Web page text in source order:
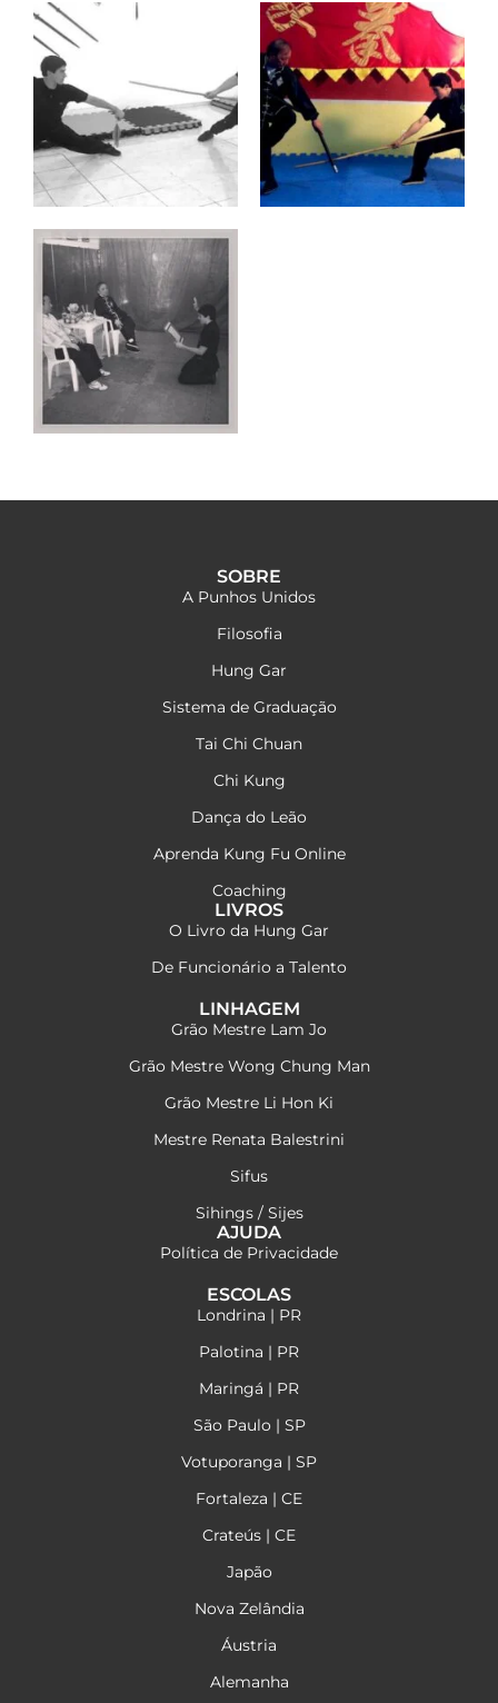
SOBRE
A Punhos Unidos
Filosofia
Hung Gar
Sistema de Graduação
Tai Chi Chuan
Chi Kung
Dança do Leão
Aprenda Kung Fu Online
Coaching
LIVROS
O Livro da Hung Gar
De Funcionário a Talento
LINHAGEM
Grão Mestre Lam Jo
Grão Mestre Wong Chung Man
Grão Mestre Li Hon Ki
Mestre Renata Balestrini
Sifus
Sihings / Sijes
AJUDA
Política de Privacidade
ESCOLAS
Londrina | PR
Palotina | PR
Maringá | PR
São Paulo | SP
Votuporanga | SP
Fortaleza | CE
Crateús | CE
Japão
Nova Zelândia
Áustria
Alemanha